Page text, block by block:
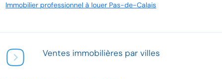
Immobilier professionnel à louer Pas-de-Calais
Ventes immobilières par villes